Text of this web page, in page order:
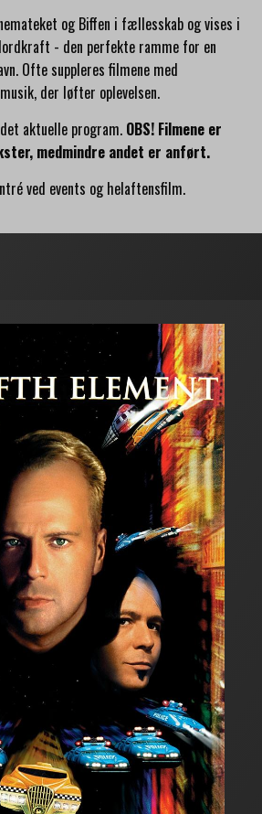
og Biffen i fællesskab og vises i
- den perfekte ramme for en
Ofte suppleres filmene med
der løfter oplevelsen.
aktuelle program. OBS! Filmene er
medmindre andet er anført.
ved events og helaftensfilm.